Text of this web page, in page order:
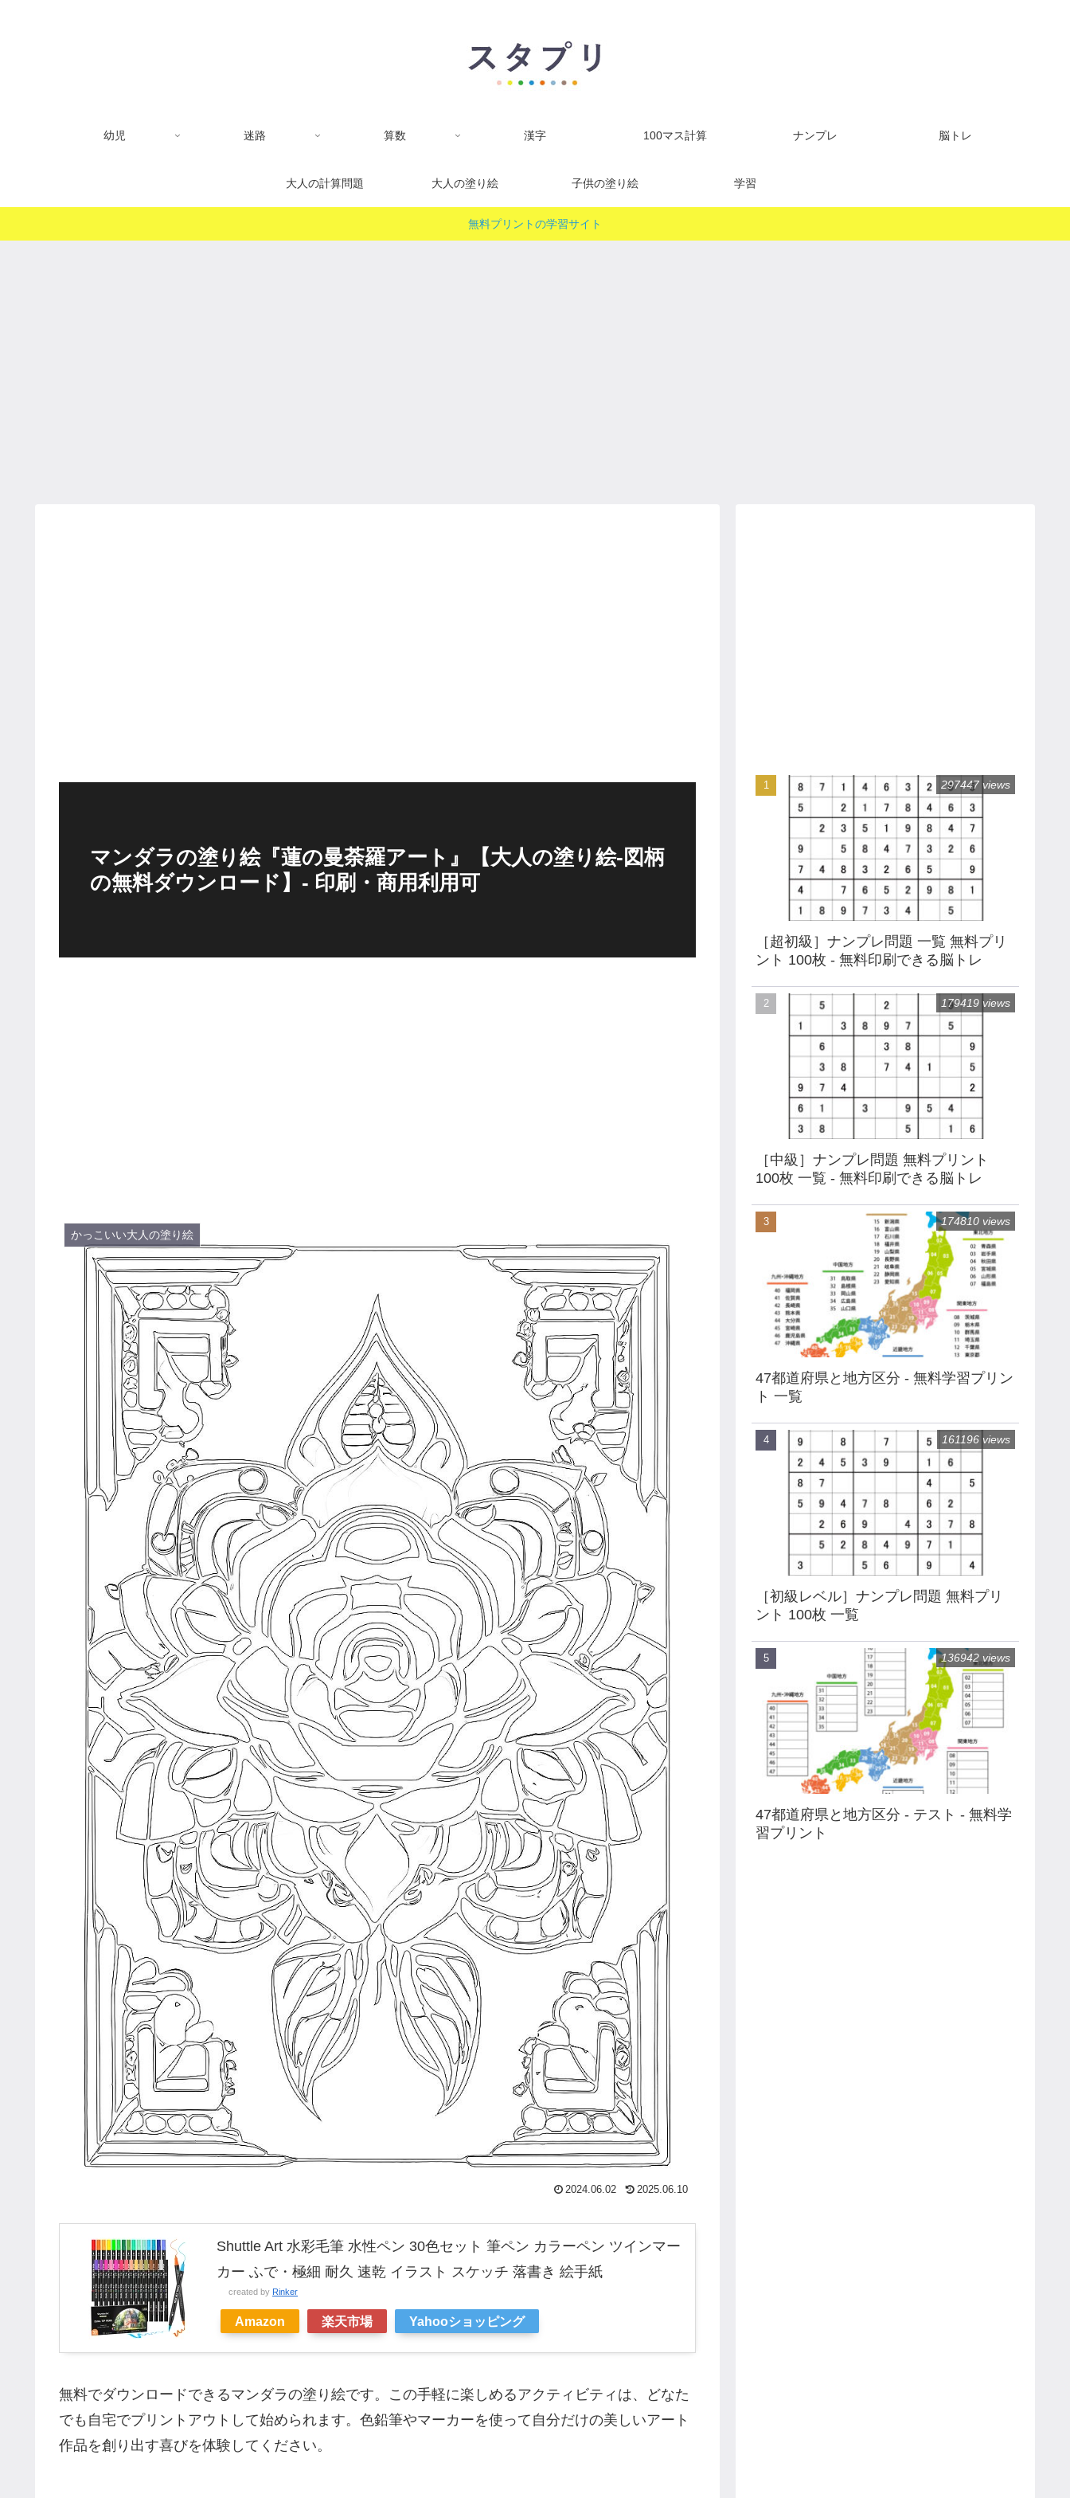
幼児 迷路 算数 漢字 100マス計算 ナンプレ 脳トレ
大人の計算問題 大人の塗り絵 子供の塗り絵 学習
無料プリントの学習サイト
マンダラの塗り絵『蓮の曼荼羅アート』【大人の塗り絵-図柄
の無料ダウンロード】- 印刷・商用利用可
かっこいい大人の塗り絵
2024.06.02 2025.06.10
Shuttle Art 水彩毛筆 水性ペン 30色セット 筆ペン カラーペン ツインマー
カー ふで・極細 耐久 速乾 イラスト スケッチ 落書き 絵手紙
created by Rinker
Amazon 楽天市場 Yahooショッピング
無料でダウンロードできるマンダラの塗り絵です。この手軽に楽しめるアクティビティは、どなた
でも自宅でプリントアウトして始められます。色鉛筆やマーカーを使って自分だけの美しいアート
作品を創り出す喜びを体験してください。
［超初級］ナンプレ問題 一覧 無料プリ
ント 100枚 - 無料印刷できる脳トレ
297447 views
［中級］ナンプレ問題 無料プリント
100枚 一覧 - 無料印刷できる脳トレ
179419 views
47都道府県と地方区分 - 無料学習プリン
ト 一覧
174810 views
［初級レベル］ナンプレ問題 無料プリ
ント 100枚 一覧
161196 views
47都道府県と地方区分 - テスト - 無料学
習プリント
136942 views